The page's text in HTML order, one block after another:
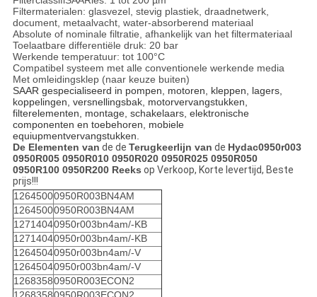
Filtermaterialen: glasvezel, stevig plastiek, draadnetwerk,
document, metaalvacht, water-absorberend materiaal
Absolute of nominale filtratie, afhankelijk van het filtermateriaal
Toelaatbare differentiële druk: 20 bar
Werkende temperatuur: tot 100°C
Compatibel systeem met alle conventionele werkende media
Met omleidingsklep (naar keuze buiten)
SAAR gespecialiseerd in pompen, motoren, kleppen, lagers,
koppelingen, versnellingsbak, motorvervangstukken,
filterelementen, montage, schakelaars, elektronische
componenten en toebehoren, mobiele
equiupmentvervangstukken.
De Elementen van de de Terugkeerlijn van de Hydac0950r003
0950R005 0950R010 0950R020 0950R025 0950R050
0950R100 0950R200 Reeks op Verkoop, Korte levertijd, Beste
prijs!!!
12645000950R003BN4AM
12645000950R003BN4AM
12714040950r003bn4am/-KB
12714040950r003bn4am/-KB
12645040950r003bn4am/-V
12645040950r003bn4am/-V
12683580950R003ECON2
12683580950R003ECON2